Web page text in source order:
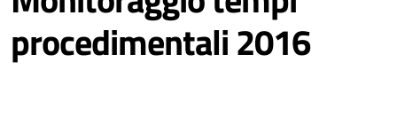
procedimentali 2016